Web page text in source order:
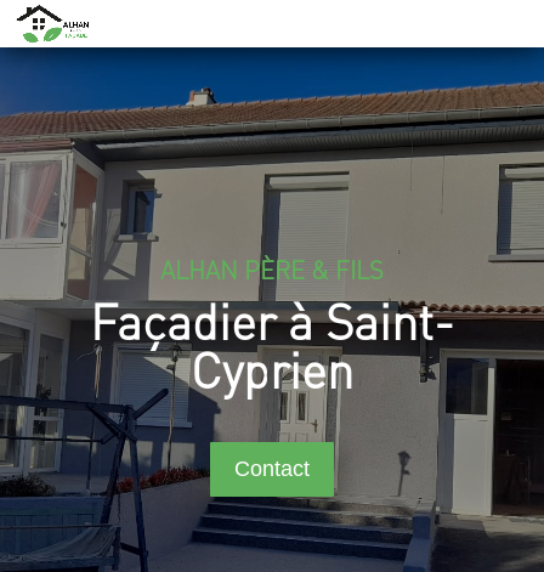
ALHAN PÈRE & FILS
Façadier à Saint-
Cyprien
Contact